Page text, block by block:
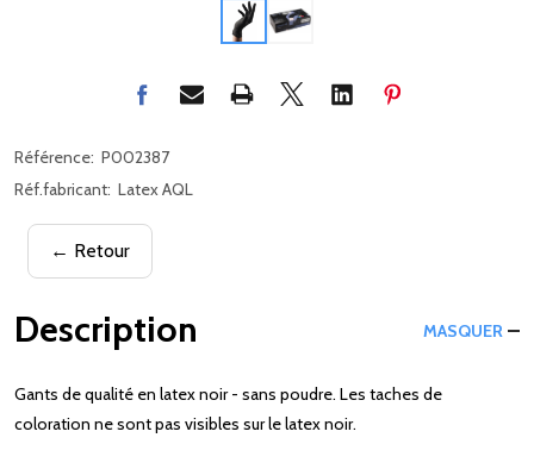
Référence: P002387
Réf.fabricant: Latex AQL
← Retour
Description MASQUER
Gants de qualité en latex noir - sans poudre. Les taches de
coloration ne sont pas visibles sur le latex noir.